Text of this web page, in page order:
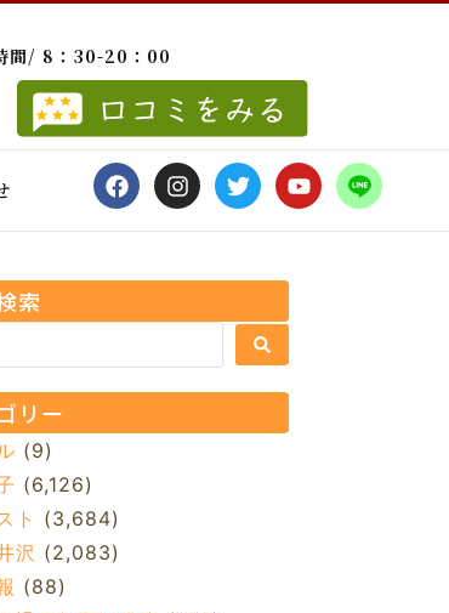
間/ 8：30-20：00
索
リー
(9)
(6,126)
ト (3,684)
沢 (2,083)
(88)